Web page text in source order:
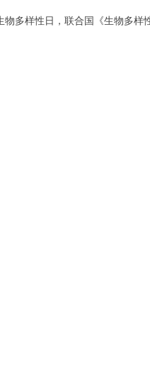
多样性日，联合国《生物多样